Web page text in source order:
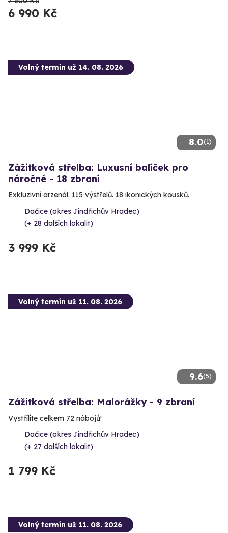
6 990 Kč
8.0(1)
Volný termín už 14. 08. 2026
Zážitková střelba: Luxusní balíček pro
náročné - 18 zbraní
Exkluzivní arzenál. 115 výstřelů. 18 ikonických kousků.
Dačice (okres Jindřichův Hradec)
(+ 28 dalších lokalit)
3 999 Kč
9.6(5)
Volný termín už 11. 08. 2026
Zážitková střelba: Malorážky - 9 zbraní
Vystřílíte celkem 72 nábojů!
Dačice (okres Jindřichův Hradec)
(+ 27 dalších lokalit)
1 799 Kč
Volný termín už 11. 08. 2026